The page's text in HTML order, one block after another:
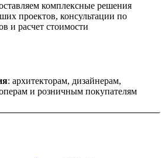
комплексные решения
проектов, консультации по
и расчет стоимости
: архитекторам, дизайнерам,
и розничным покупателям